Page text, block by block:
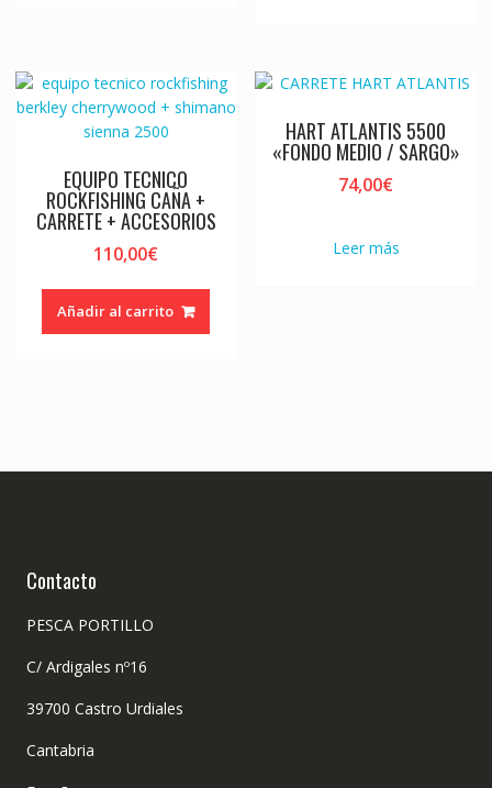
EQUIPO TECNICO
ROCKFISHING CAÑA +
CARRETE + ACCESORIOS
110,00€
Añadir al carrito
HART ATLANTIS 5500
«FONDO MEDIO / SARGO»
74,00€
Leer más
Contacto
PESCA PORTILLO
C/ Ardigales nº16
39700 Castro Urdiales
Cantabria